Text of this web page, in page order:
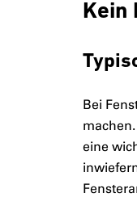
Kein
Bei
eine